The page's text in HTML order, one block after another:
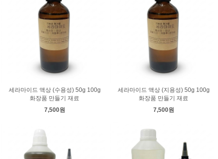
세라마이드 액상 (수용성) 50g 100g
화장품 만들기 재료
7,500원
세라마이드 액상 (지용성) 50g 100g
화장품 만들기 재료
7,500원